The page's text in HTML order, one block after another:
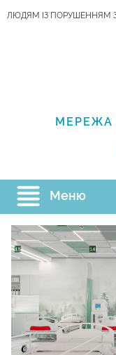
ЛЮДЯМ ІЗ ПОРУШЕННЯМ
МЕРЕЖА
Меню